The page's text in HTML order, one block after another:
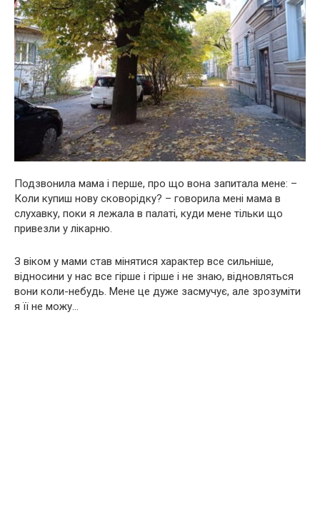
Подзвонила мама і перше, про що вона запитала мене: –
Коли купиш нову сковорідку? – говорила мені мама в
слухавку, поки я лежала в палаті, куди мене тільки що
привезли у лікарню.
З віком у мами став мінятися характер все сильніше,
відносини у нас все гірше і гірше і не знаю, відновляться
вони коли-небудь. Мене це дуже засмучує, але зрозуміти
я її не можу…